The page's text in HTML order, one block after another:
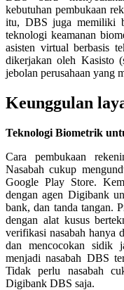
kebutuhan pembukaan
itu, DBS juga memiliki
teknologi keamanan
asisten virtual berbasis
dikerjakan oleh Kasisto
jebolan perusahaan yang
Keunggulan
Teknologi Biometrik
Cara pembukaan
Nasabah cukup
Google Play Store.
dengan agen Digibank
bank, dan tanda tangan.
dengan alat kusus
verifikasi nasabah hanya
dan mencocokan sidik
menjadi nasabah DBS
Tidak perlu nasabah
Digibank DBS saja.